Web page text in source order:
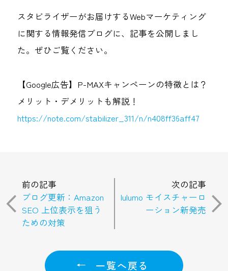
スタビライザーがお届けするWebマーケティング
に関する情報発信ブログに、記事を公開しまし
た。ぜひご覧ください。
【Google広告】P-MAXキャンペーンの特徴とは？
メリット・デメリットも解説！
https://note.com/stabilizer_311/n/n408ff36aff47
ナ
前の記事
ブログ更新：Amazon
SEO 上位表示を狙う
ための対策
次の記事
lulumo モイスチャーロ
ーション新発売
一覧へ戻る